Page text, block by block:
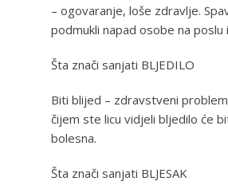
– ogovaranje, loše zdravlje.
podmukli napad osobe na poslu
Šta znači sanjati BLJEDILO
Biti blijed – zdravstveni
čijem ste licu vidjeli bljedilo će
bolesna.
Šta znači sanjati BLJESAK